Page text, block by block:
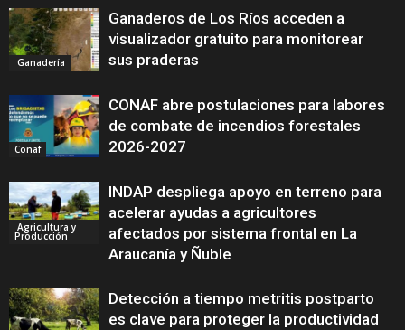
Ganadería
Ganaderos de Los Ríos acceden a
visualizador gratuito para monitorear
sus praderas
Conaf
CONAF abre postulaciones para labores
de combate de incendios forestales
2026-2027
Agricultura y
Producción
INDAP despliega apoyo en terreno para
acelerar ayudas a agricultores
afectados por sistema frontal en La
Araucanía y Ñuble
Detección a tiempo metritis postparto
es clave para proteger la productividad